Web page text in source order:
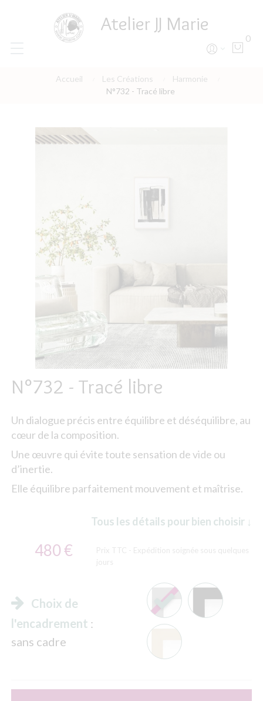
Atelier JJ Marie
0
Accueil Les Créations
Harmonie
N°732 - Tracé libre
N°732 - Tracé libre
Un dialogue précis entre équilibre et déséquilibre, au
cœur de la composition.
Une œuvre qui évite toute sensation de vide ou
d’inertie.
Elle équilibre parfaitement mouvement et maîtrise.
Tous les détails pour bien choisir ↓
480 € Prix TTC
- Expédition soignée sous quelques
jours
Choix de
l'encadrement :
sans cadre